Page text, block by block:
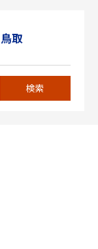
鳥取
検索